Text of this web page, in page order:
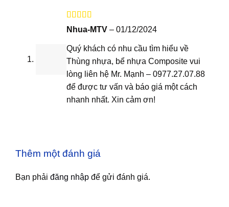
Được xếp
hạng5 5 sao
Nhua-MTV – 01/12/2024
Quý khách có nhu cầu tìm hiểu về
Thùng nhựa, bể nhựa Composite vui
lòng liên hệ Mr. Mạnh – 0977.27.07.88
để được tư vấn và báo giá một cách
nhanh nhất. Xin cảm ơn!
Thêm một đánh giá
Bạn phải đăng nhập để gửi đánh giá.